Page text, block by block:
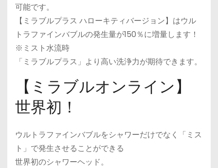
可能です。
【ミラブルプラス ハローキティバージョン】はウル
トラファインバブルの発生量が150％に増量します！
※ミスト水流時
「ミラブルプラス」より高い洗浄力が期待できます。
【ミラブルオンライン】
世界初！
ウルトラファインバブルをシャワーだけでなく「ミス
ト」で発生させることができる
世界初のシャワーヘッド。